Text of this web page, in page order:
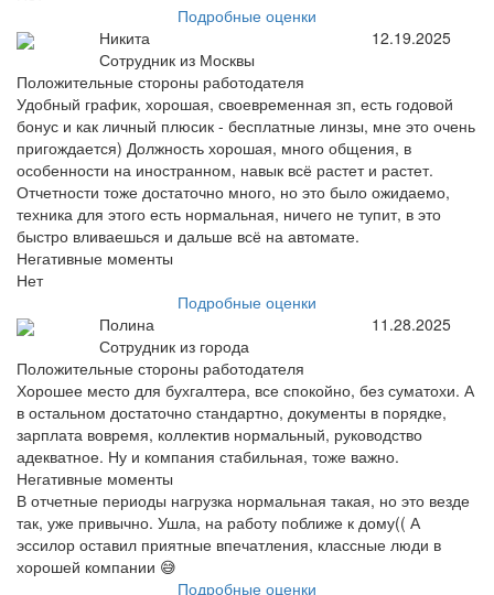
Подробные оценки
Никита
Сотрудник из Москвы
12.19.2025
Положительные стороны работодателя
Удобный график, хорошая, своевременная зп, есть годовой
бонус и как личный плюсик - бесплатные линзы, мне это очень
пригождается) Должность хорошая, много общения, в
особенности на иностранном, навык всё растет и растет.
Отчетности тоже достаточно много, но это было ожидаемо,
техника для этого есть нормальная, ничего не тупит, в это
быстро вливаешься и дальше всё на автомате.
Негативные моменты
Нет
Подробные оценки
Полина
Сотрудник из города
11.28.2025
Положительные стороны работодателя
Хорошее место для бухгалтера, все спокойно, без суматохи. А
в остальном достаточно стандартно, документы в порядке,
зарплата вовремя, коллектив нормальный, руководство
адекватное. Ну и компания стабильная, тоже важно.
Негативные моменты
В отчетные периоды нагрузка нормальная такая, но это везде
так, уже привычно. Ушла, на работу поближе к дому(( А
эссилор оставил приятные впечатления, классные люди в
хорошей компании 😅
Подробные оценки